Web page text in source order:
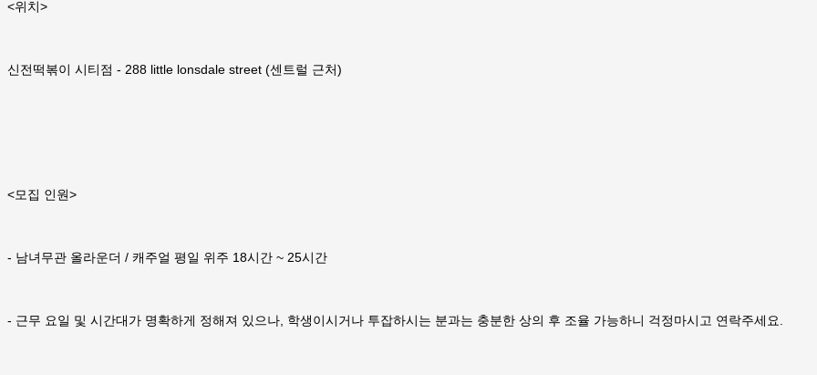
<위치>
신전떡볶이 시티점 - 288 little lonsdale street (센트럴 근처)
<모집 인원>
- 남녀무관 올라운더 / 캐주얼 평일 위주 18시간 ~ 25시간
- 근무 요일 및 시간대가 명확하게 정해져 있으나, 학생이시거나 투잡하시는 분과는 충분한 상의 후 조율 가능하니 걱정마시고 연락주세요.